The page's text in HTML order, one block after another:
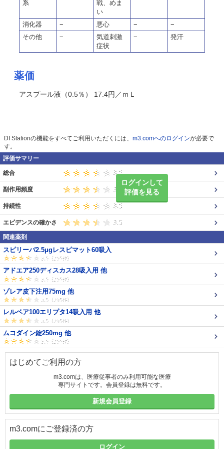
系
戦、めま
い
消化器
− 悪心 −
−
その他
−
気道刺激
症状
− 発汗
薬価
アスプール液（0.5％） 17.4円／ｍＬ
DI Stationの機能をすべてご利用いただくには、 m3.comへのログインが必要で
す。
評価サマリー
ログインして
評価を見る
総合
副作用頻度
持続性
エビデンスの確かさ
関連薬剤
スピリーバ2.5μgレスピマット60吸入
アドエア250ディスカス28吸入用 他
ゾレア皮下注用75mg 他
レルベア100エリプタ14吸入用 他
ムコダイン錠250mg 他
はじめてご利用の方
m3.comは、医療従事者のみ利用可能な医療
専門サイトです。会員登録は無料です。
新規会員登録
m3.comにご登録済の方
ログイン